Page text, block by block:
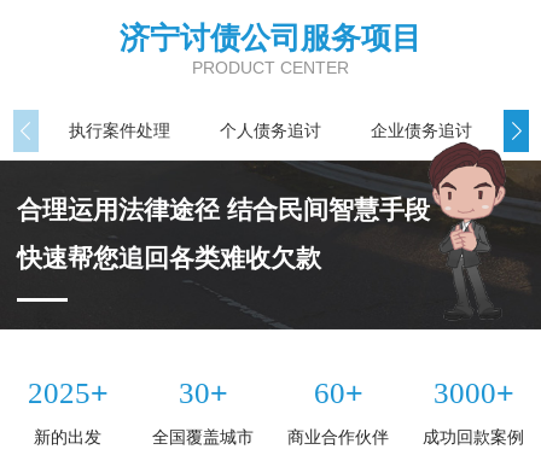
济宁讨债公司服务项目
PRODUCT CENTER
执行案件处理 个人债务追讨 企业债务追讨
合理运用法律途径 结合民间智慧手段
快速帮您追回各类难收欠款
2025+
新的出发
30+
全国覆盖城市
60+
商业合作伙伴
3000+
成功回款案例